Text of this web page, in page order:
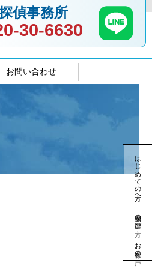
偵事務所
30-6630
はじめての方へ
探偵社の選び方
お客様の声
室
お問い合わせ